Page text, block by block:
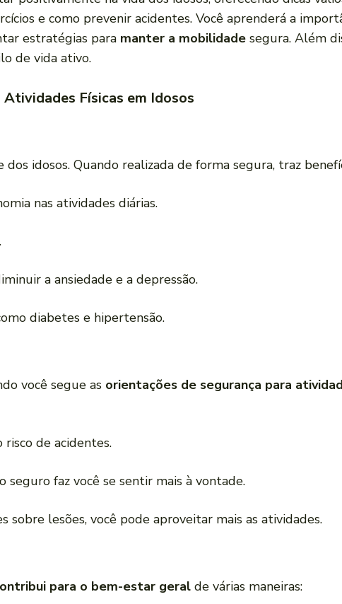
e como prevenir acidentes. Você aprenderá a
estratégias para manter a mobilidade segura. Além
de vida ativo.
Físicas em Idosos
dos idosos. Quando realizada de forma segura, traz
nas atividades diárias.
a ansiedade e a depressão.
diabetes e hipertensão.
você segue as orientações de segurança para
de acidentes.
seguro faz você se sentir mais à vontade.
sobre lesões, você pode aproveitar mais as atividades.
para o bem-estar geral de várias maneiras: